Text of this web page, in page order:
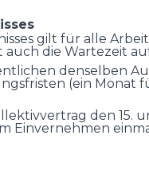
gilt für alle
die Wartezeit
denselben
(ein Monat
den 15.
Einvernehmen